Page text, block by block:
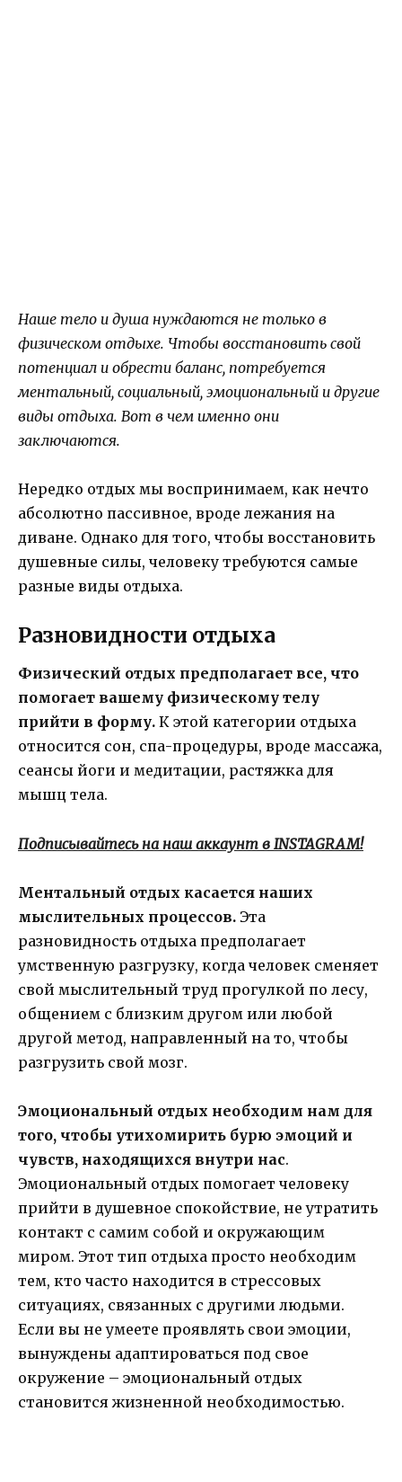
Наше тело и душа нуждаются не только в
физическом отдыхе. Чтобы восстановить свой
потенциал и обрести баланс, потребуется
ментальный, социальный, эмоциональный и другие
виды отдыха. Вот в чем именно они
заключаются.
Нередко отдых мы воспринимаем, как нечто
абсолютно пассивное, вроде лежания на
диване. Однако для того, чтобы восстановить
душевные силы, человеку требуются самые
разные виды отдыха.
Разновидности отдыха
Физический отдых предполагает все, что
помогает вашему физическому телу
прийти в форму. К этой категории отдыха
относится сон, спа-процедуры, вроде массажа,
сеансы йоги и медитации, растяжка для
мышц тела.
Подписывайтесь на наш аккаунт в INSTAGRAM!
Ментальный отдых касается наших
мыслительных процессов. Эта
разновидность отдыха предполагает
умственную разгрузку, когда человек сменяет
свой мыслительный труд прогулкой по лесу,
общением с близким другом или любой
другой метод, направленный на то, чтобы
разгрузить свой мозг.
Эмоциональный отдых необходим нам для
того, чтобы утихомирить бурю эмоций и
чувств, находящихся внутри нас.
Эмоциональный отдых помогает человеку
прийти в душевное спокойствие, не утратить
контакт с самим собой и окружающим
миром. Этот тип отдыха просто необходим
тем, кто часто находится в стрессовых
ситуациях, связанных с другими людьми.
Если вы не умеете проявлять свои эмоции,
вынуждены адаптироваться под свое
окружение – эмоциональный отдых
становится жизненной необходимостью.